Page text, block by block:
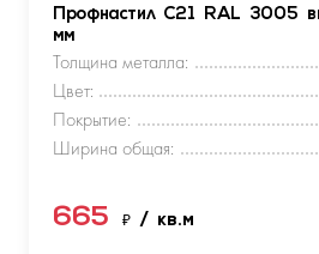
Профнастил С21 RAL 3005
мм
Толщина металла:
Цвет:
Покрытие:
Ширина общая:
665 ₽ / кв.м